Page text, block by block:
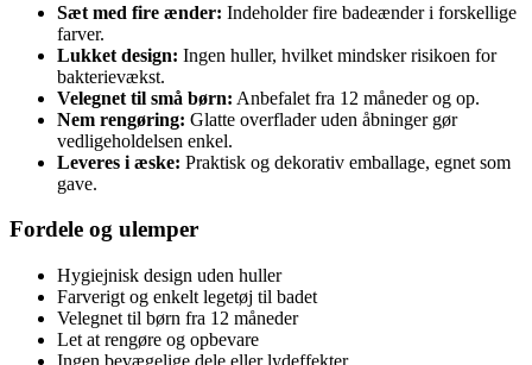
Sæt med fire ænder: Indeholder fire badeænder i forskellige
farver.
Lukket design: Ingen huller, hvilket mindsker risikoen for
bakterievækst.
Velegnet til små børn: Anbefalet fra 12 måneder og op.
Nem rengøring: Glatte overflader uden åbninger gør
vedligeholdelsen enkel.
Leveres i æske: Praktisk og dekorativ emballage, egnet som
gave.
Fordele og ulemper
Hygiejnisk design uden huller
Farverigt og enkelt legetøj til badet
Velegnet til børn fra 12 måneder
Let at rengøre og opbevare
Ingen bevægelige dele eller lydeffekter